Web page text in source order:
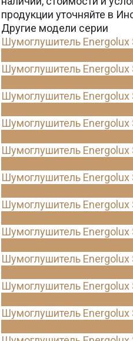
продукции уточняйте в
Другие модели серии
Шумоглушитель Energolux
Шумоглушитель Energolux
Шумоглушитель Energolux
Шумоглушитель Energolux
Шумоглушитель Energolux
Шумоглушитель Energolux
Шумоглушитель Energolux
Шумоглушитель Energolux
Шумоглушитель Energolux
Шумоглушитель Energolux
Шумоглушитель Energolux